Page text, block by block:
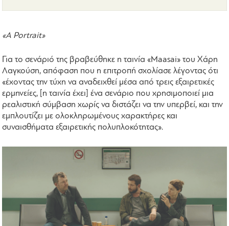
«A Portrait»
Για το σενάριό της βραβεύθηκε η ταινία «Maasai» του Χάρη
Λαγκούση, απόφαση που η επιτροπή σχολίασε λέγοντας ότι
«έχοντας την τύχη να αναδειχθεί μέσα από τρεις εξαιρετικές
ερμηνείες, [η ταινία έχει] ένα σενάριο που χρησιμοποιεί μια
ρεαλιστική σύμβαση χωρίς να διστάζει να την υπερβεί, και την
εμπλουτίζει με ολοκληρωμένους χαρακτήρες και
συναισθήματα εξαιρετικής πολυπλοκότητας».